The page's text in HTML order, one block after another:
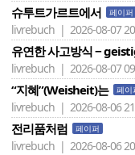
슈투트가르트에서 페이퍼
livrebuch | 2026-08-07
유연한 사고방식 −
livrebuch | 2026-08-07
“지혜”(Weisheit)는 페이
livrebuch | 2026-08-06
전리품처럼 페이퍼
livrebuch | 2026-08-06